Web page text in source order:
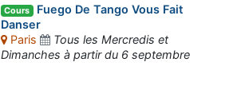
Cours Fuego De Tango Vous Fait
Danser
Paris
Tous les Mercredis et
Dimanches à partir du 6 septembre